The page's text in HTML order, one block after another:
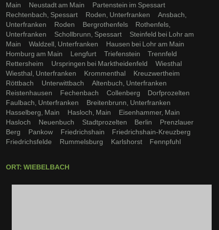
Main
Neustadt am Main
Partenstein im Spessart
Rechtenbach, Spessart
Roden, Unterfranken
Ansbach,
Unterfranken
Roden Bergrothenfels
Rothenfels,
Unterfranken
Schollbrunn, Spessart
Steinfeld bei Lohr am
Main
Waldzell, Unterfranken
Hausen bei Lohr am Main
Homburg am Main
Lengfurt Triefenstein
Trennfeld
Rettersheim
Urspringen bei Marktheidenfeld
Wiesthal
Wiesthal, Unterfranken
Krommenthal
Kreuzwertheim
Röttbach
Unterwittbach
Altenbuch, Unterfranken
Reistenhausen
Fechenbach Collenberg
Dorfprozelten
Faulbach, Unterfranken
Breitenbrunn, Unterfranken
Hasselberg, Main
Hasloch, Main
Eisenhammer, Main
Hasloch
Neuenbuch Stadtprozelten Berlin
Prenzlauer
Berg
Pankow Friedrichshain
Friedrichshain-Kreuzberg
Friedrichsfelde
Rummelsburg Karlshorst Fennpfuhl
ORT: WIEBELBACH